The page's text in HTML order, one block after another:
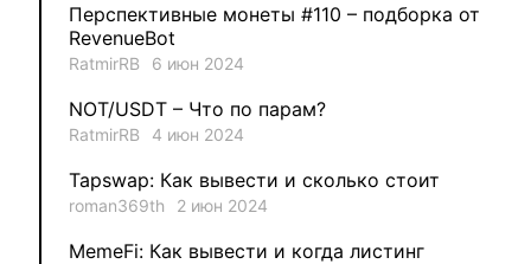
Ksenia 1
METAMINECRAFT
Kate_AAX 1
Перспективные монеты #110 – подборка от
RevenueBot
RatmirRB 6 июн 2024
NOT/USDT – Что по парам?
RatmirRB 4 июн 2024
Tapswap: Как вывести и сколько стоит
roman369th 2 июн 2024
MemeFi: Как вывести и когда листинг